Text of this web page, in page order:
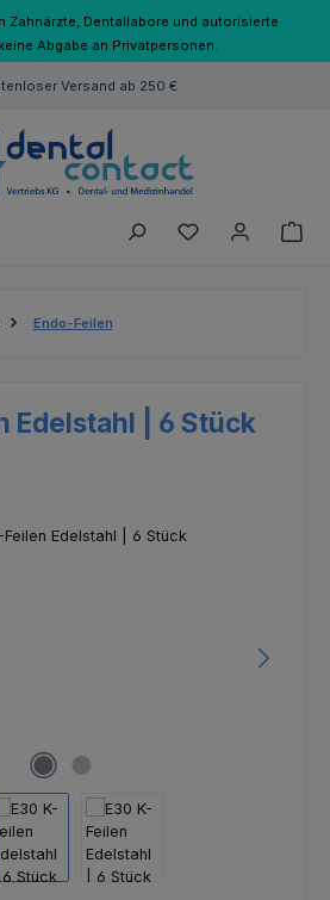
Zahnärzte, Dentallabore und autorisierte
Abgabe an Privatpersonen.
Versand ab 250 €
Du hast 0
Endo-Feilen
Edelstahl | 6 Stück